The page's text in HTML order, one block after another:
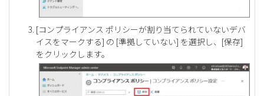
[コンプライアンス ポリシーが割り当てられていないデバ
イスをマークする] の [準拠していない] を選択し、[保存]
をクリックします。